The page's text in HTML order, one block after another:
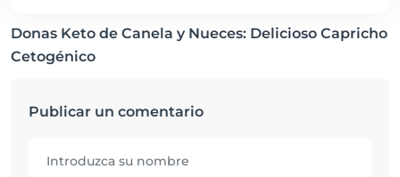
Donas Keto de Canela y Nueces: Delicioso Capricho
Cetogénico
Publicar un comentario